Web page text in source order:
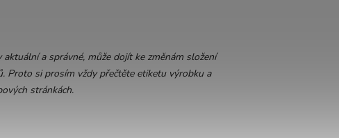
a správné, může dojít ke změnám složení
Proto si prosím vždy přečtěte etiketu výrobku a
stránkách.